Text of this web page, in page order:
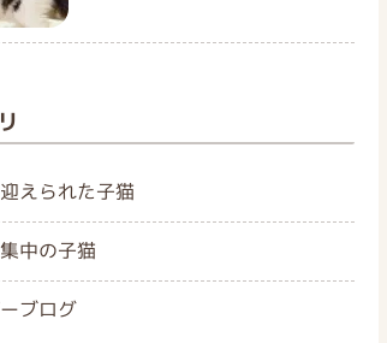
えられた子猫
中の子猫
ブログ